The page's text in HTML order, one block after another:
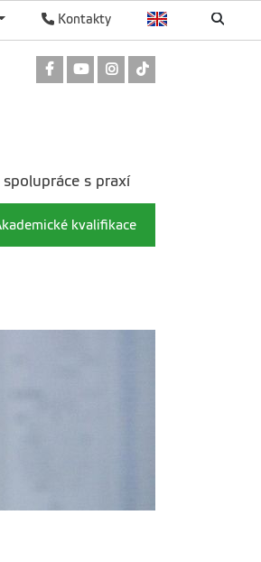
Kontakty
Odkaz na Facebook
Odkaz na Youtube
Odkaz na Instagram
kvalifikace
s praxí